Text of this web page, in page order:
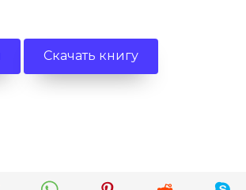
Скачать книгу